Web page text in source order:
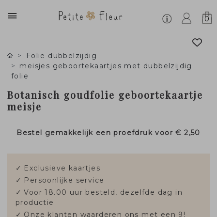
0
Folie dubbelzijdig
meisjes geboortekaartjes met dubbelzijdig
folie
Botanisch goudfolie geboortekaartje
meisje
Bestel gemakkelijk een proefdruk voor€ 2,50
✓ Exclusieve kaartjes
✓ Persoonlijke service
✓ Voor 18.00 uur besteld, dezelfde dag in
productie
✓ Onze klanten waarderen ons met een 9!